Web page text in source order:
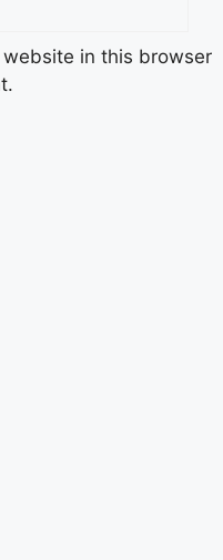
in this browser